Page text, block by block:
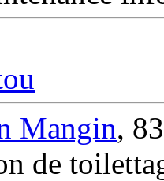
Mangin,
de